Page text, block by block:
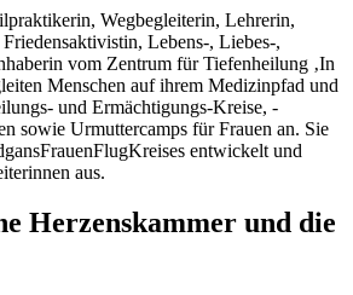
Wegbegleiterin, Lehrerin,
Lebens-, Liebes-,
vom Zentrum für Tiefenheilung ‚In
Menschen auf ihrem Medizinpfad und
und Ermächtigungs-Kreise, -
sowie Urmuttercamps für Frauen an. Sie
entwickelt und
aus.
Herzenskammer und die